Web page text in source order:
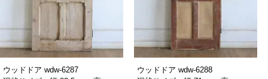
ウッドドア wdw-6287
ウッドドア wdw-6288